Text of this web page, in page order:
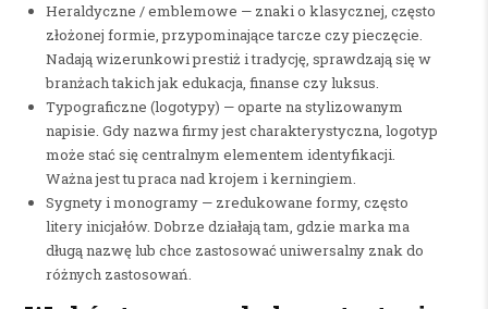
Heraldyczne / emblemowe — znaki o klasycznej, często
złożonej formie, przypominające tarcze czy pieczęcie.
Nadają wizerunkowi prestiż i tradycję, sprawdzają się w
branżach takich jak edukacja, finanse czy luksus.
Typograficzne (logotypy) — oparte na stylizowanym
napisie. Gdy nazwa firmy jest charakterystyczna, logotyp
może stać się centralnym elementem identyfikacji.
Ważna jest tu praca nad krojem i kerningiem.
Sygnety i monogramy — zredukowane formy, często
litery inicjałów. Dobrze działają tam, gdzie marka ma
długą nazwę lub chce zastosować uniwersalny znak do
różnych zastosowań.